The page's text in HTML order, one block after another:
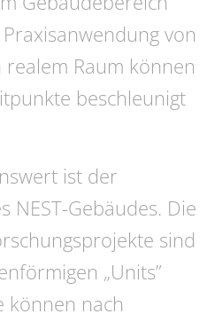
von
Raum können
beschleunigt
ist der
NEST-Gebäudes. Die
sind
„Units”
können nach